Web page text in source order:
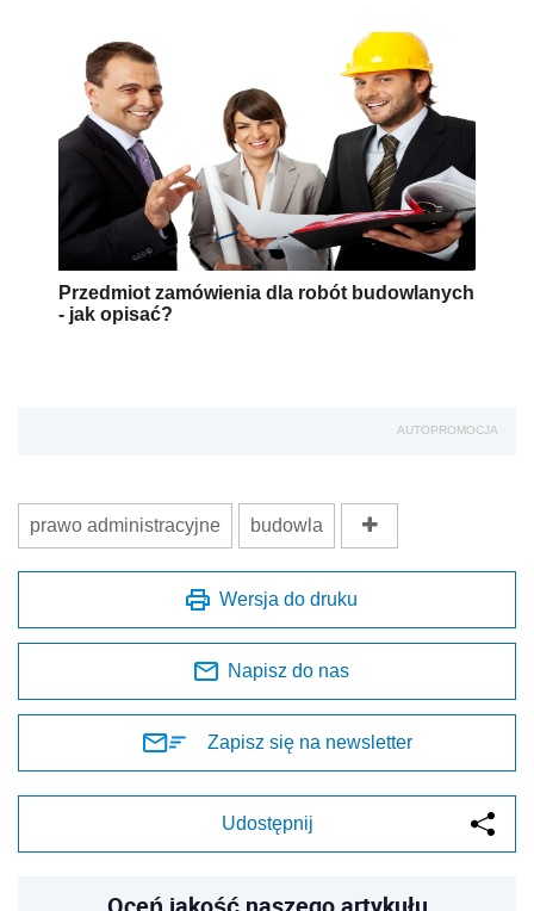
Przedmiot zamówienia dla robót budowlanych
- jak opisać?
AUTOPROMOCJA
prawo administracyjne budowla
Wersja do druku
Napisz do nas
Zapisz się na newsletter
Udostępnij